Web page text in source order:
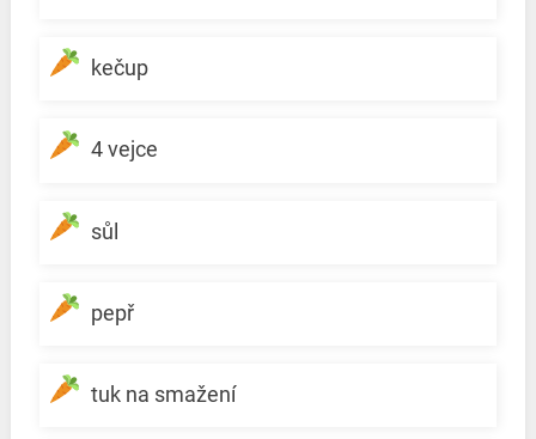
kečup
4 vejce
sůl
pepř
tuk na smažení